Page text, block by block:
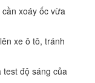
xoáy ốc vừa
xe ô tô, tránh
test độ sáng của